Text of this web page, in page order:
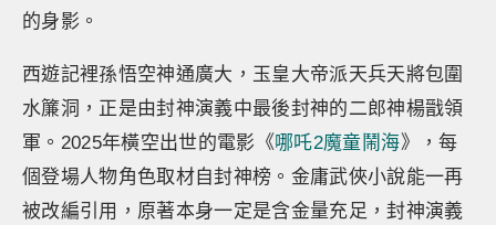
的身影。
西遊記裡孫悟空神通廣大，玉皇大帝派天兵天將包圍
水簾洞，正是由封神演義中最後封神的二郎神楊戩領
軍。2025年橫空出世的電影《哪吒2魔童鬧海》，每
個登場人物角色取材自封神榜。金庸武俠小說能一再
被改編引用，原著本身一定是含金量充足，封神演義